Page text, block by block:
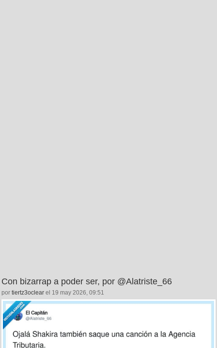
Con bizarrap a poder ser, por @Alatriste_66
por tiertz3oclear el 19 may 2026, 09:51